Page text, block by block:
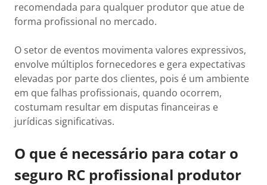
recomendada para qualquer produtor que atue de
forma profissional no mercado.
O setor de eventos movimenta valores expressivos,
envolve múltiplos fornecedores e gera expectativas
elevadas por parte dos clientes, pois é um ambiente
em que falhas profissionais, quando ocorrem,
costumam resultar em disputas financeiras e
jurídicas significativas.
O que é necessário para cotar o
seguro RC profissional produtor